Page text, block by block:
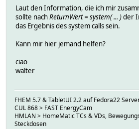
Laut den Information, die ich mir
sollte nachReturnWert = system( ... )der
das Ergebnis des system calls sein.
Kann mir hier jemand helfen?
ciao
walter
FHEM 5.7 & TabletUI 2.2 auf Fedora22
CUL 868 > FAST EnergyCam
HMLAN > HomeMatic TCs & VDs,
Steckdosen